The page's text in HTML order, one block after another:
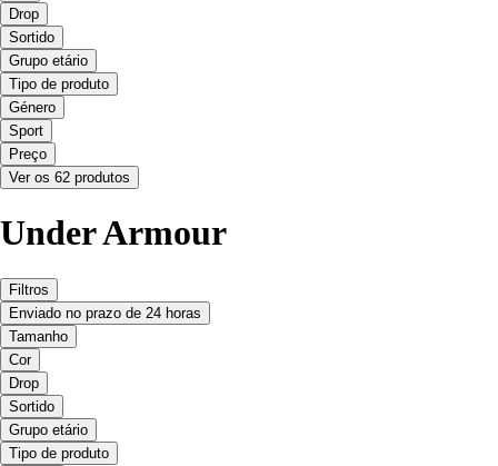
Drop
Sortido
Grupo etário
Tipo de produto
Género
Sport
Preço
Ver os 62 produtos
Under Armour
Filtros
Enviado no prazo de 24 horas
Tamanho
Cor
Drop
Sortido
Grupo etário
Tipo de produto